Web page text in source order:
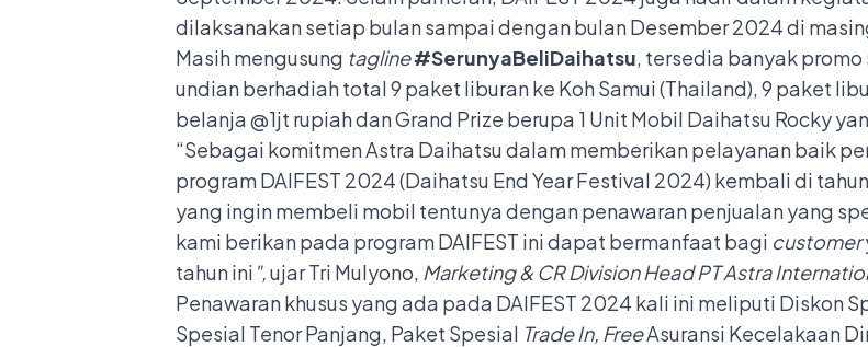
dilaksanakan setiap bulan sampai dengan bulan Desember 2024 di
Masih mengusung tagline#SerunyaBeliDaihatsu, tersedia banyak
undian berhadiah total 9 paket liburan ke Koh Samui (Thailand), 9 paket
belanja @1jt rupiah dan Grand Prize berupa 1 Unit Mobil Daihatsu Rocky
“Sebagai komitmen Astra Daihatsu dalam memberikan pelayanan baik
program DAIFEST 2024 (Daihatsu End Year Festival 2024) kembali di
yang ingin membeli mobil tentunya dengan penawaran penjualan yang
kami berikan pada program DAIFEST ini dapat bermanfaat bagi customer
tahun ini ",ujar Tri Mulyono, Marketing & CR Division Head PT Astra
Penawaran khusus yang ada pada DAIFEST 2024 kali ini meliputi Diskon
Spesial Tenor Panjang, Paket Spesial Trade In, FreeAsuransi Kecelakaan